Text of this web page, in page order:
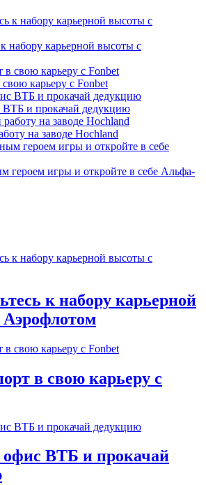
набору карьерной высоты с
карьеру с Fonbet
ВТБ и прокачай дедукцию
на заводе Hochland
героем игры и откройте в себе Альфа-
к набору карьерной
в свою карьеру с
офис ВТБ и прокачай